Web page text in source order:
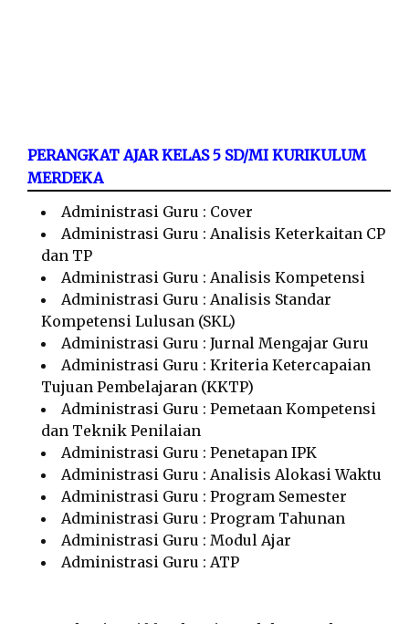
PERANGKAT AJAR KELAS 5 SD/MI KURIKULUM
MERDEKA
Administrasi Guru : Cover
Administrasi Guru : Analisis Keterkaitan CP
dan TP
Administrasi Guru : Analisis Kompetensi
Administrasi Guru : Analisis Standar
Kompetensi Lulusan (SKL)
Administrasi Guru : Jurnal Mengajar Guru
Administrasi Guru : Kriteria Ketercapaian
Tujuan Pembelajaran (KKTP)
Administrasi Guru : Pemetaan Kompetensi
dan Teknik Penilaian
Administrasi Guru : Penetapan IPK
Administrasi Guru : Analisis Alokasi Waktu
Administrasi Guru : Program Semester
Administrasi Guru : Program Tahunan
Administrasi Guru : Modul Ajar
Administrasi Guru : ATP